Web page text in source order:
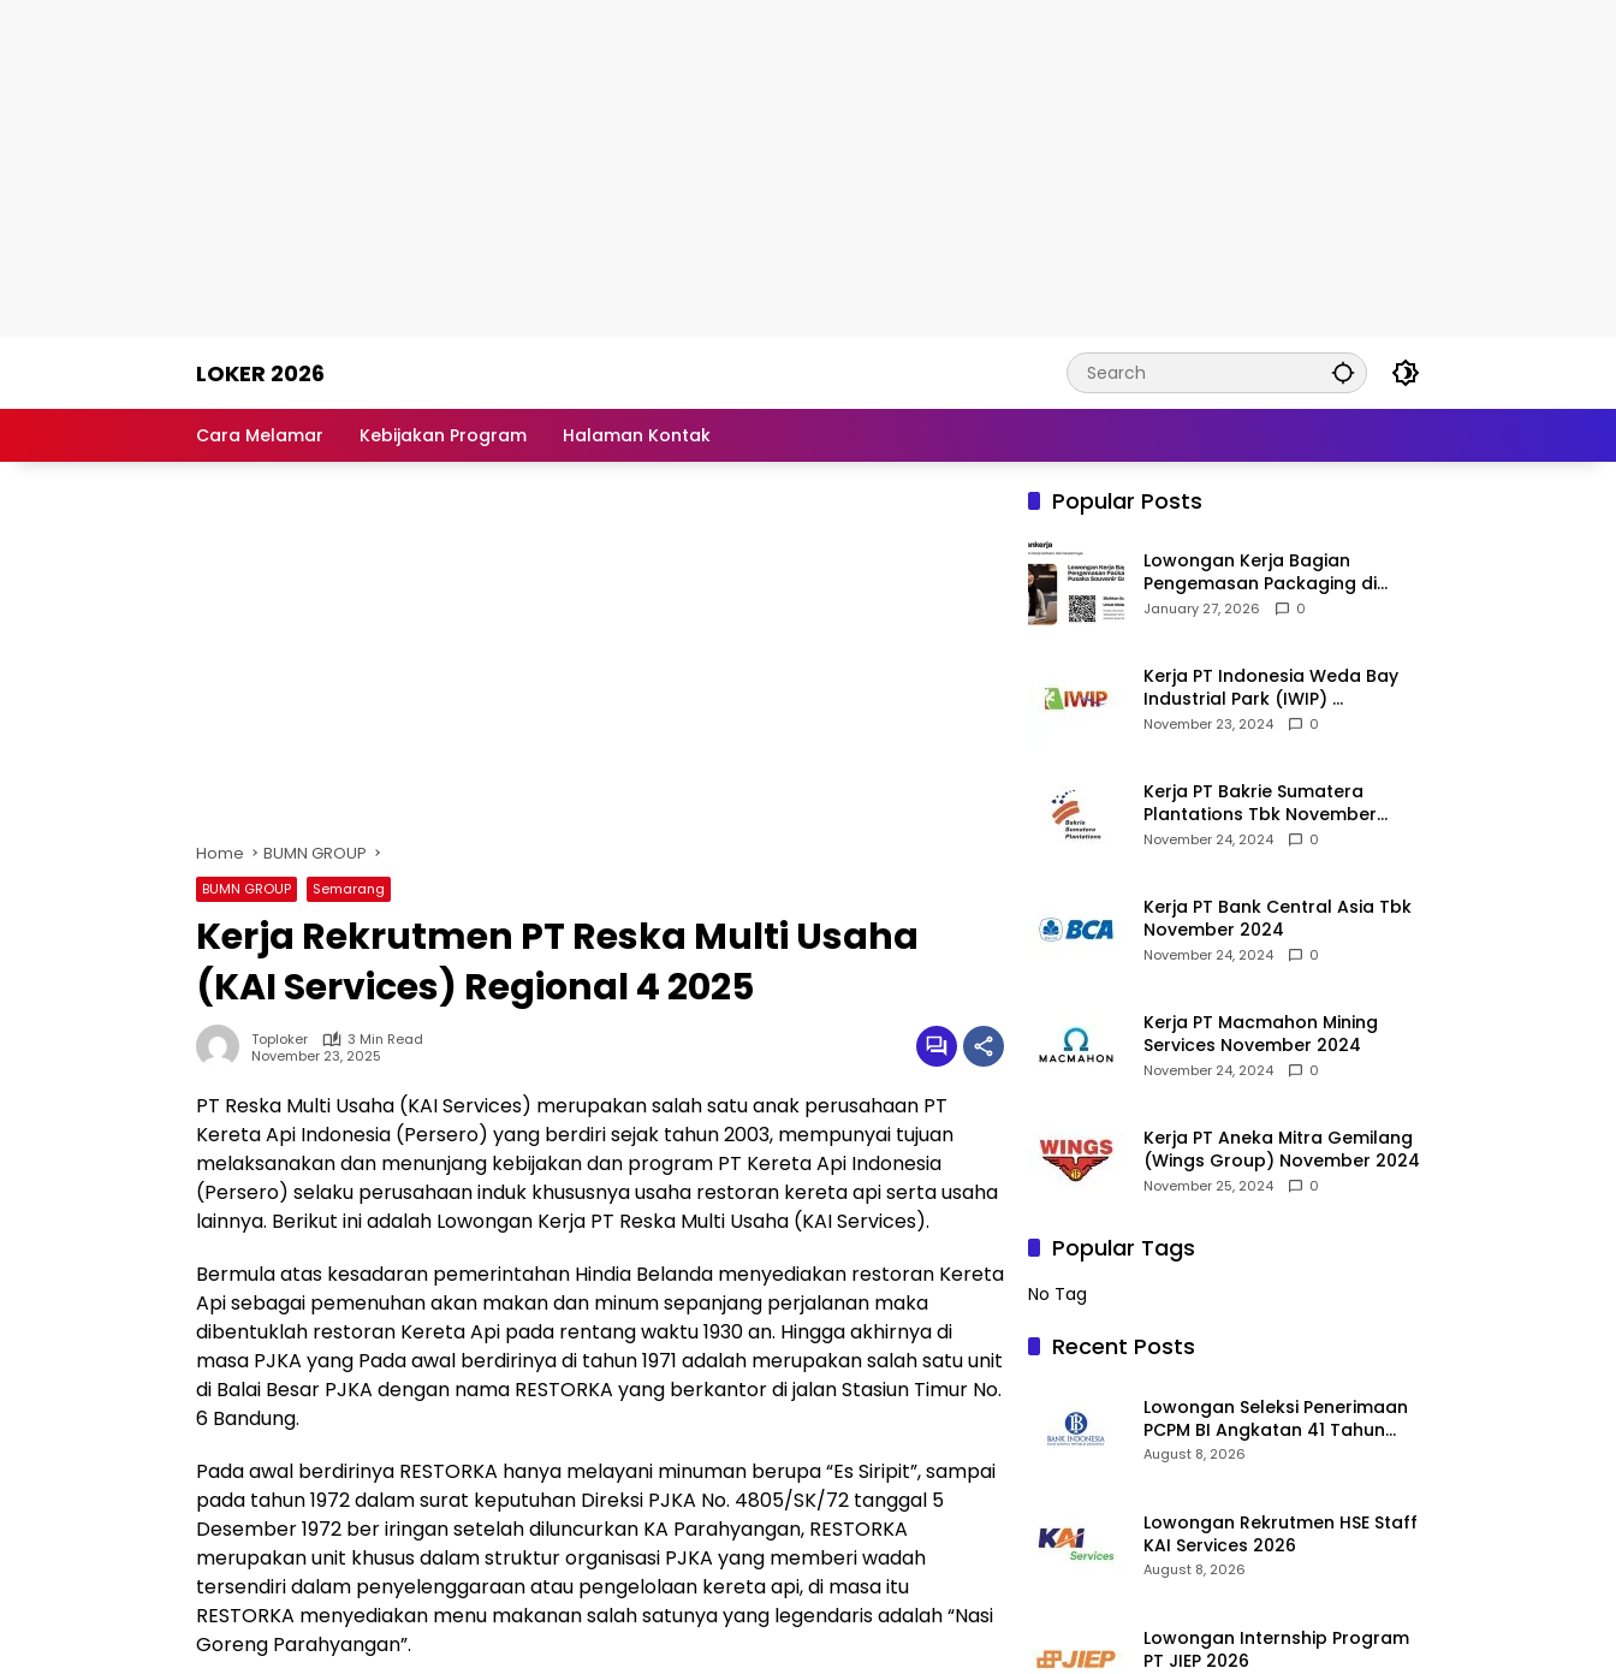
LOKER 2026
Lowongan
Cara Melamar Kebijakan Program Halaman Kontak
Home BUMN GROUP
BUMN GROUP Semarang
Kerja Rekrutmen PT Reska Multi Usaha
(KAI Services) Regional 4 2025
Toploker
3 Min Read
November 23, 2025
PT Reska Multi Usaha (KAI Services) merupakan salah satu anak perusahaan PT
Kereta Api Indonesia (Persero) yang berdiri sejak tahun 2003, mempunyai tujuan
melaksanakan dan menunjang kebijakan dan program PT Kereta Api Indonesia
(Persero) selaku perusahaan induk khususnya usaha restoran kereta api serta usaha
lainnya. Berikut ini adalah Lowongan Kerja PT Reska Multi Usaha (KAI Services).
Bermula atas kesadaran pemerintahan Hindia Belanda menyediakan restoran Kereta
Api sebagai pemenuhan akan makan dan minum sepanjang perjalanan maka
dibentuklah restoran Kereta Api pada rentang waktu 1930 an. Hingga akhirnya di
masa PJKA yang Pada awal berdirinya di tahun 1971 adalah merupakan salah satu unit
di Balai Besar PJKA dengan nama RESTORKA yang berkantor di jalan Stasiun Timur No.
6 Bandung.
Pada awal berdirinya RESTORKA hanya melayani minuman berupa “Es Siripit”, sampai
pada tahun 1972 dalam surat keputuhan Direksi PJKA No. 4805/SK/72 tanggal 5
Desember 1972 ber iringan setelah diluncurkan KA Parahyangan, RESTORKA
merupakan unit khusus dalam struktur organisasi PJKA yang memberi wadah
tersendiri dalam penyelenggaraan atau pengelolaan kereta api, di masa itu
RESTORKA menyediakan menu makanan salah satunya yang legendaris adalah “Nasi
Goreng Parahyangan”.
Popular Posts
Lowongan Kerja Bagian
Pengemasan Packaging di
Pusaka Souvenir Gallery
January 27, 2026 0
Kerja PT Indonesia Weda Bay
Industrial Park (IWIP)
November 2024
November 23, 2024 0
Kerja PT Bakrie Sumatera
Plantations Tbk November
2024
November 24, 2024 0
Kerja PT Bank Central Asia Tbk
November 2024
November 24, 2024 0
Kerja PT Macmahon Mining
Services November 2024
November 24, 2024 0
Kerja PT Aneka Mitra Gemilang
(Wings Group) November 2024
November 25, 2024 0
Popular Tags
No Tag
Recent Posts
Lowongan Seleksi Penerimaan
PCPM BI Angkatan 41 Tahun
2026 2026
August 8, 2026
Lowongan Rekrutmen HSE Staff
KAI Services 2026
August 8, 2026
Lowongan Internship Program
PT JIEP 2026